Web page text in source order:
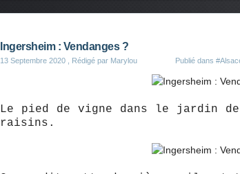
Ingersheim : Vendanges ?
13 Septembre 2020 , Rédigé par Marylou Publié dans
Le pied de vigne dans le jardin de
raisins.